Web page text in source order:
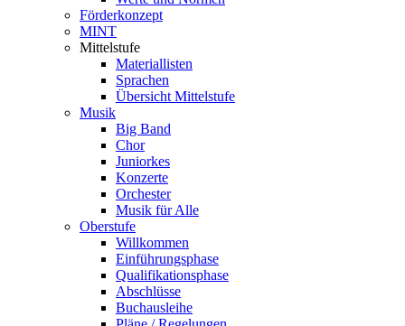
Förderkonzept
MINT
Mittelstufe
Materiallisten
Sprachen
Übersicht Mittelstufe
Musik
Big Band
Chor
Juniorkes
Konzerte
Orchester
Musik für Alle
Oberstufe
Willkommen
Einführungsphase
Qualifikationsphase
Abschlüsse
Buchausleihe